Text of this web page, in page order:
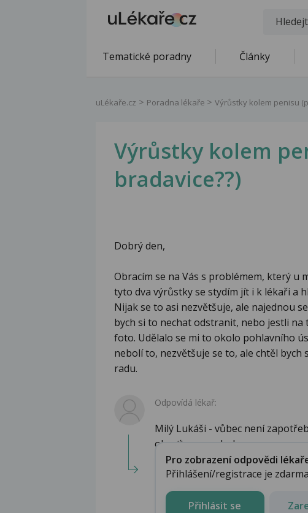
Tematické poradny Články
uLékaře.cz Poradna lékaře Výrůstky kolem penisu
Výrůstky kolem
bradavice??)
Dobrý den,
Obracím se na Vás s problémem, který u
tyto dva výrůstky se stydím jít i k lékaři a
Nijak se to asi nezvětšuje, ale najednou
bych si to nechat odstranit, nebo jestli
foto. Udělalo se mi to okolo pohlavního
nebolí to, nezvětšuje se to, ale chtěl
radu.
Odpovídá lékař:
Milý Lukáši - vůbec není
obraťte na ambulanc...
Pro zobrazení odpovědi
Přihlášení/registrace je
Přihlásit se